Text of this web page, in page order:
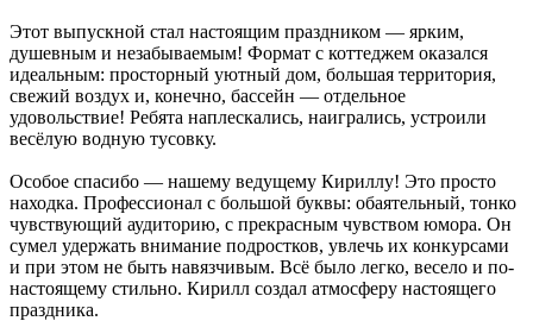
Этот выпускной стал настоящим праздником — ярким,
душевным и незабываемым! Формат с коттеджем оказался
идеальным: просторный уютный дом, большая территория,
свежий воздух и, конечно, бассейн — отдельное
удовольствие! Ребята наплескались, наигрались, устроили
весёлую водную тусовку.
Особое спасибо — нашему ведущему Кириллу! Это просто
находка. Профессионал с большой буквы: обаятельный, тонко
чувствующий аудиторию, с прекрасным чувством юмора. Он
сумел удержать внимание подростков, увлечь их конкурсами
и при этом не быть навязчивым. Всё было легко, весело и по-
настоящему стильно. Кирилл создал атмосферу настоящего
праздника.